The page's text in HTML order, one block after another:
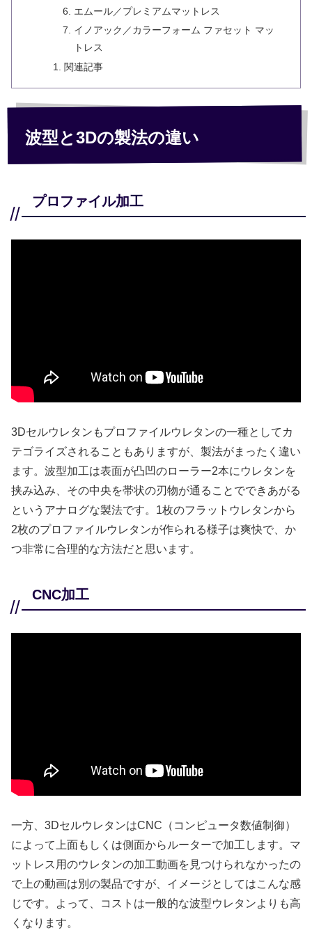
エムール／プレミアムマットレス
イノアック／カラーフォーム ファセット マッ
トレス
関連記事
波型と3Dの製法の違い
プロファイル加工
3Dセルウレタンもプロファイルウレタンの一種としてカ
テゴライズされることもありますが、製法がまったく違い
ます。波型加工は表面が凸凹のローラー2本にウレタンを
挟み込み、その中央を帯状の刃物が通ることでできあがる
というアナログな製法です。1枚のフラットウレタンから
2枚のプロファイルウレタンが作られる様子は爽快で、か
つ非常に合理的な方法だと思います。
CNC加工
一方、3DセルウレタンはCNC（コンピュータ数値制御）
によって上面もしくは側面からルーターで加工します。マ
ットレス用のウレタンの加工動画を見つけられなかったの
で上の動画は別の製品ですが、イメージとしてはこんな感
じです。よって、コストは一般的な波型ウレタンよりも高
くなります。